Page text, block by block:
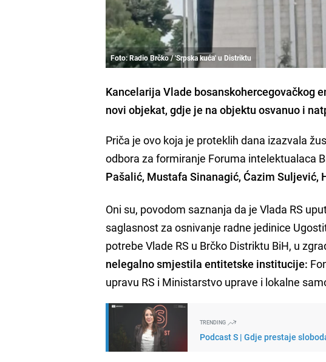
Foto: Radio Brčko / 'Srpska kuća' u Distriktu
Kancelarija Vlade bosanskohercegovačkog
novi objekat, gdje je na objektu osvanuo i
Priča je ovo koja je proteklih dana izazvala
odbora za formiranje Foruma intelektualaca
Pašalić, Mustafa Sinanagić, Ćazim Suljević,
Oni su, povodom saznanja da je Vlada RS
saglasnost za osnivanje radne jedinice
potrebe Vlade RS u Brčko Distriktu BiH, u
nelegalno smjestila entitetske institucije:
upravu RS i Ministarstvo uprave i lokalne
TRENDING
Podcast S | Gdje prestaje